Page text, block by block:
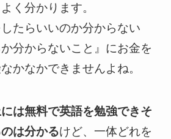
く分かります。
たらいいのか分からない
分からないこと』にお金を
かなかできませんよね。
は無料で英語を勉強できそ
は分かるけど、一体どれを